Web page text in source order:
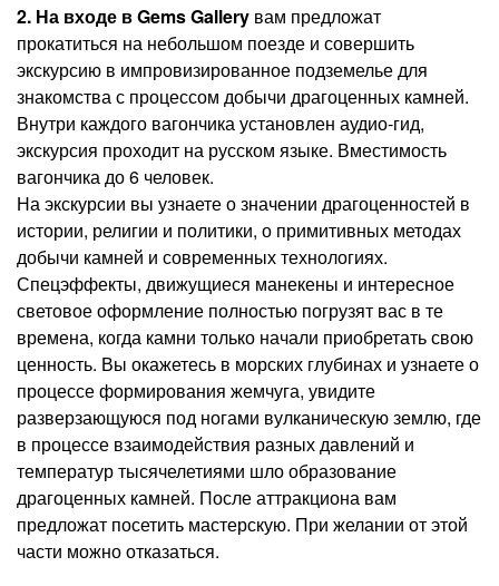
2. На входе в Gems Gallery вам предложат
прокатиться на небольшом поезде и совершить
экскурсию в импровизированное подземелье для
знакомства с процессом добычи драгоценных камней.
Внутри каждого вагончика установлен аудио-гид,
экскурсия проходит на русском языке. Вместимость
вагончика до 6 человек.
На экскурсии вы узнаете о значении драгоценностей в
истории, религии и политики, о примитивных методах
добычи камней и современных технологиях.
Спецэффекты, движущиеся манекены и интересное
световое оформление полностью погрузят вас в те
времена, когда камни только начали приобретать свою
ценность. Вы окажетесь в морских глубинах и узнаете о
процессе формирования жемчуга, увидите
разверзающуюся под ногами вулканическую землю, где
в процессе взаимодействия разных давлений и
температур тысячелетиями шло образование
драгоценных камней. После аттракциона вам
предложат посетить мастерскую. При желании от этой
части можно отказаться.